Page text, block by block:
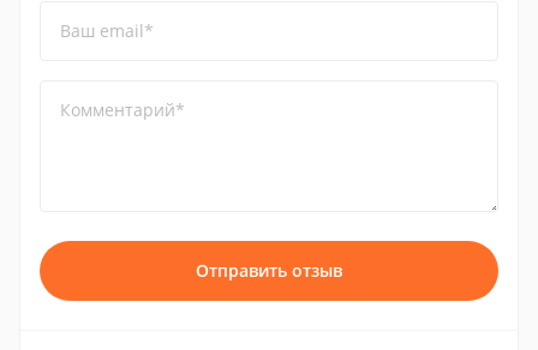
Ваш email*
Комментарий*
Отправить отзыв